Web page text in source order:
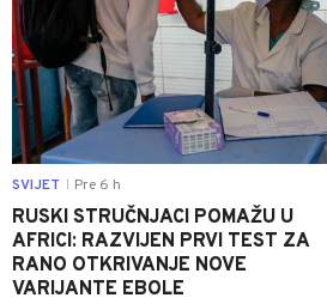
SVIJET Pre 6 h
RUSKI STRUČNJACI POMAŽU U
AFRICI: RAZVIJEN PRVI TEST ZA
RANO OTKRIVANJE NOVE
VARIJANTE EBOLE